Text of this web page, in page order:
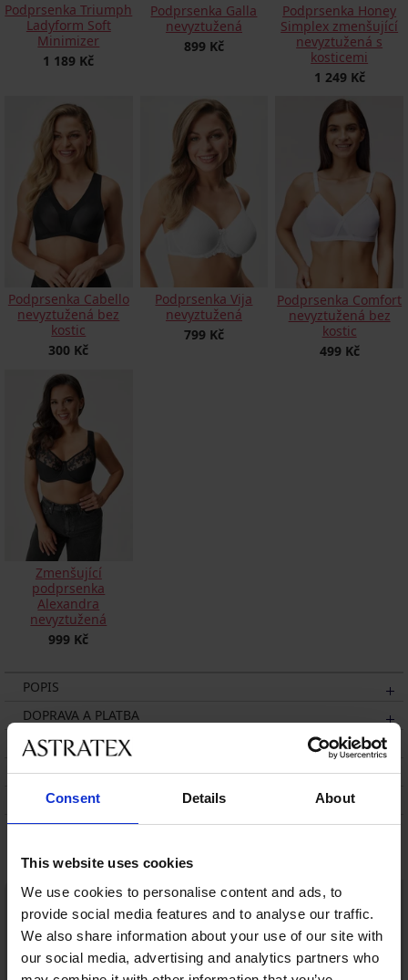
Consent Details About
This website uses cookies
We use cookies to personalise content and ads, to
provide social media features and to analyse our traffic.
We also share information about your use of our site with
our social media, advertising and analytics partners who
Podprsenka Triumph
Ladyform Soft
Minimizer
1 189 Kč
Podprsenka Galla
nevyztužená
899 Kč
Podprsenka Honey
Simplex zmenšující
nevyztužená s
kosticemi
1 249 Kč
Podprsenka Cabello
nevyztužená bez
kostic
300 Kč
Podprsenka Vija
nevyztužená
799 Kč
Podprsenka Comfort
nevyztužená bez
kostic
499 Kč
Zmenšující
podprsenka
Alexandra
nevyztužená
999 Kč
POPIS
DOPRAVA A PLATBA
VÝMĚNA
ÚDRŽBA A PRANÍ
O ZNAČCE
Mohlo by se vám líbit